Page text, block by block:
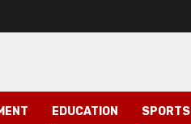
EDUCATION SPORTS